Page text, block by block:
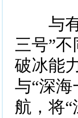
与有
三号”
破冰能
与“深海
航，将